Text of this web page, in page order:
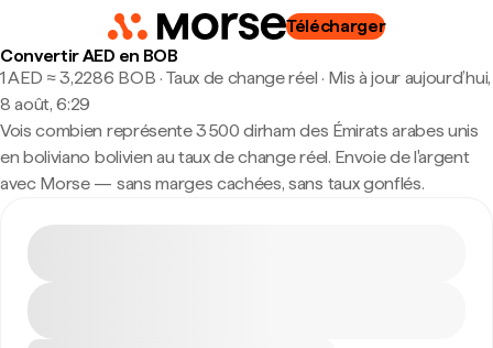
Télécharger
Convertir AED en BOB
1 AED ≈ 3,2286 BOB · Taux de change réel · Mis à jour aujourd’hui,
8 août, 6:29
Vois combien représente 3 500 dirham des Émirats arabes unis
en boliviano bolivien au taux de change réel. Envoie de l'argent
avec Morse — sans marges cachées, sans taux gonflés.